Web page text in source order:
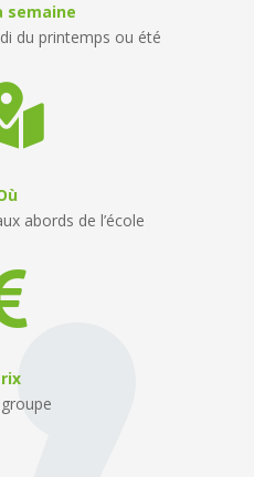
semaine
du printemps ou été
abords de l’école